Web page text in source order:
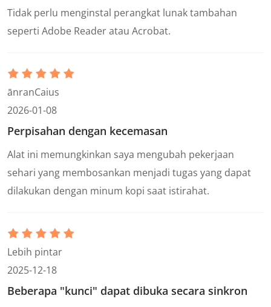
Tidak perlu menginstal perangkat lunak tambahan
seperti Adobe Reader atau Acrobat.
ānranCaius
2026-01-08
Perpisahan dengan kecemasan
Alat ini memungkinkan saya mengubah pekerjaan
sehari yang membosankan menjadi tugas yang dapat
dilakukan dengan minum kopi saat istirahat.
Lebih pintar
2025-12-18
Beberapa "kunci" dapat dibuka secara sinkron